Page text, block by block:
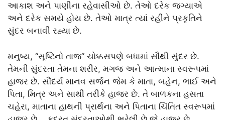
આકાશ અને પાણીના રહેવાસીઓ છે. તેઓ દરેક જગ્યાએ
અને દરેક સમયે હોય છે. તેઓ માત્ર ત્યાં રહીને પ્રકૃતિને
સુંદર બનાવી રહ્યા છે.
મનુષ્ય, “સૃષ્ટિનો તાજ” ચોક્કસપણે બધામાં સૌથી સુંદર છે.
તેમની સુંદરતા તેમના શરીર, મગજ અને આત્માના સ્વરૂપમાં
હાજર છે. સૌંદર્ય માનવ સર્જન જેમ કે માતા, બહેન, ભાઈ અને
પિતા, મિત્ર અને સાથી તરીકે હાજર છે. તે બાળકના હસતા
ચહેરા, માતાના હાથની પ્રાર્થના અને પિતાના ચિંતિત સ્વરૂપમાં